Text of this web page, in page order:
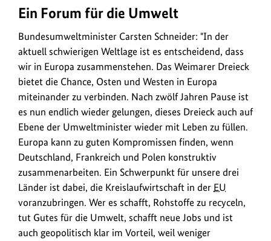
die
französische
Umweltministerin
Barbut
sowie
die
polnische
Klimaministerin
Hennig-
Kloska.
d
-
L
i
n
k
Ein Forum für die Umwelt
Bundesumweltminister Carsten Schneider: "In der
aktuell schwierigen Weltlage ist es entscheidend, dass
wir in Europa zusammenstehen. Das Weimarer Dreieck
bietet die Chance, Osten und Westen in Europa
miteinander zu verbinden. Nach zwölf Jahren Pause ist
es nun endlich wieder gelungen, dieses Dreieck auch auf
Ebene der Umweltminister wieder mit Leben zu füllen.
Europa kann zu guten Kompromissen finden, wenn
Deutschland, Frankreich und Polen konstruktiv
zusammenarbeiten. Ein Schwerpunkt für unsere drei
Länder ist dabei, die Kreislaufwirtschaft in der EU
voranzubringen. Wer es schafft, Rohstoffe zu recyceln,
tut Gutes für die Umwelt, schafft neue Jobs und ist
auch geopolitisch klar im Vorteil, weil weniger